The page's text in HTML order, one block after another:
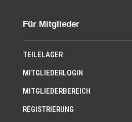
Für Mitglieder
TEILELAGER
MITGLIEDERLOGIN
MITGLIEDERBEREICH
REGISTRIERUNG